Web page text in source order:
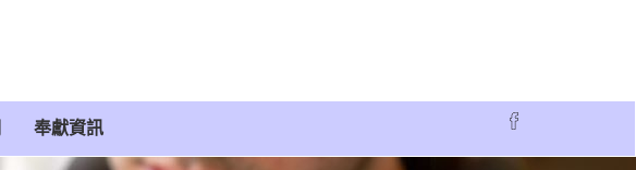
奉獻資訊